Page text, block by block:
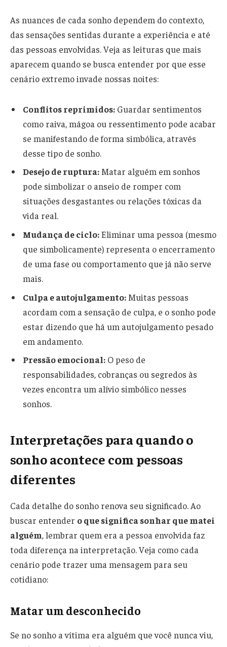
As nuances de cada sonho dependem do contexto,
das sensações sentidas durante a experiência e até
das pessoas envolvidas. Veja as leituras que mais
aparecem quando se busca entender por que esse
cenário extremo invade nossas noites:
Conflitos reprimidos: Guardar sentimentos
como raiva, mágoa ou ressentimento pode acabar
se manifestando de forma simbólica, através
desse tipo de sonho.
Desejo de ruptura: Matar alguém em sonhos
pode simbolizar o anseio de romper com
situações desgastantes ou relações tóxicas da
vida real.
Mudança de ciclo:Eliminar uma pessoa (mesmo
que simbolicamente) representa o encerramento
de uma fase ou comportamento que já não serve
mais.
Culpa e autojulgamento: Muitas pessoas
acordam com a sensação de culpa, e o sonho pode
estar dizendo que há um autojulgamento pesado
em andamento.
Pressão emocional: O peso de
responsabilidades, cobranças ou segredos às
vezes encontra um alívio simbólico nesses
sonhos.
Interpretações para quando o
sonho acontece com pessoas
diferentes
Cada detalhe do sonho renova seu significado. Ao
buscar entender o que significa sonhar que matei
alguém, lembrar quem era a pessoa envolvida faz
toda diferença na interpretação. Veja como cada
cenário pode trazer uma mensagem para seu
cotidiano:
Matar um desconhecido
Se no sonho a vítima era alguém que você nunca viu,